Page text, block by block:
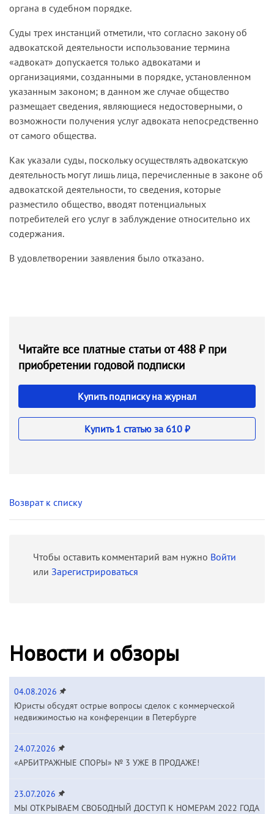
органа в судебном порядке.
Суды трех инстанций отметили, что согласно закону об
адвокатской деятельности использование термина
«адвокат» допускается только адвокатами и
организациями, созданными в порядке, установленном
указанным законом; в данном же случае общество
размещает сведения, являющиеся недостоверными, о
возможности получения услуг адвоката непосредственно
от самого общества.
Как указали суды, поскольку осуществлять адвокатскую
деятельность могут лишь лица, перечисленные в законе об
адвокатской деятельности, то сведения, которые
разместило общество, вводят потенциальных
потребителей его услуг в заблуждение относительно их
содержания.
В удовлетворении заявления было отказано.
Читайте все платные статьи от 488 ₽ при
приобретении годовой подписки
Купить подписку на журнал
Купить 1 статью за 610 ₽
Возврат к списку
Чтобы оставить комментарий вам нужно Войти
или Зарегистрироваться
Новости и обзоры
04.08.2026
Юристы обсудят острые вопросы сделок с коммерческой
недвижимостью на конференции в Петербурге
24.07.2026
«АРБИТРАЖНЫЕ СПОРЫ» № 3 УЖЕ В ПРОДАЖЕ!
23.07.2026
МЫ ОТКРЫВАЕМ СВОБОДНЫЙ ДОСТУП К НОМЕРАМ 2022 ГОДА